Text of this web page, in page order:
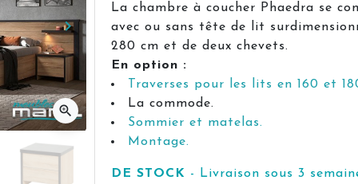
Suivant
keyboard_arrow_right
zoom_in
La chambre à coucher Phaedra se
avec ou sans tête de lit
280 cm et de deux chevets.
En option :
Traverses pour les lits en 160 et
La commode.
Sommier et matelas.
Montage.
DE STOCK - Livraison sous 3